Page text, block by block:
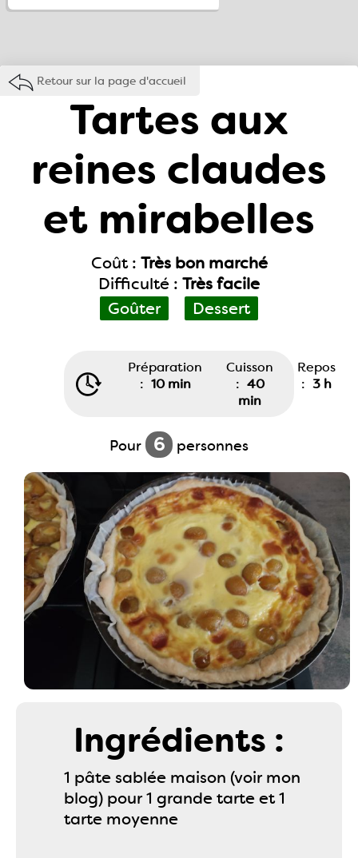
Retour sur la page d'accueil
Tartes aux
reines claudes
et mirabelles
Coût : Très bon marché
Difficulté : Très facile
Goûter
Dessert
Préparation
: 10 min
Cuisson
: 40
min
Repos
: 3 h
Pour 6 personnes
Ingrédients :
1 pâte sablée maison (voir mon
blog) pour 1 grande tarte et 1
tarte moyenne